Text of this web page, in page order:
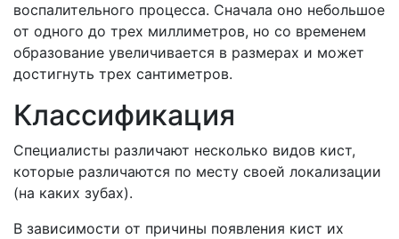
воспалительного процесса. Сначала оно небольшое
от одного до трех миллиметров, но со временем
образование увеличивается в размерах и может
достигнуть трех сантиметров.
Классификация
Специалисты различают несколько видов кист,
которые различаются по месту своей локализации
(на каких зубах).
В зависимости от причины появления кист их